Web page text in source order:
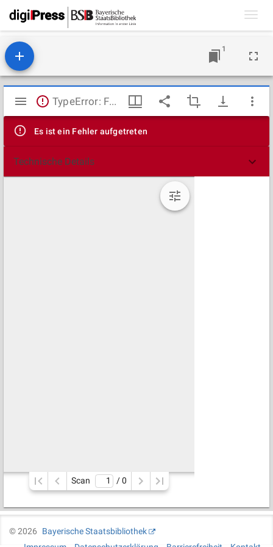
1
Mirador
Viewer
TypeError: Failed to fetch
Es ist ein Fehler aufgetreten
Technische Details
Scan / 0
©2026
Bayerische Staatsbibliothek